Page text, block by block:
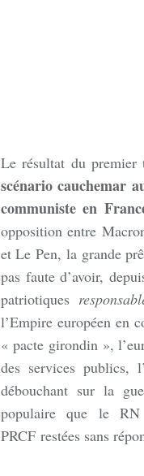
Le résultat du premier
scénario cauchemar
communiste en
opposition entre
et Le Pen, la grande
pas faute d’avoir,
patriotiques
l’Empire européen en
« pacte girondin »,
des services publics,
débouchant sur la
populaire que le
PRCF restées sans